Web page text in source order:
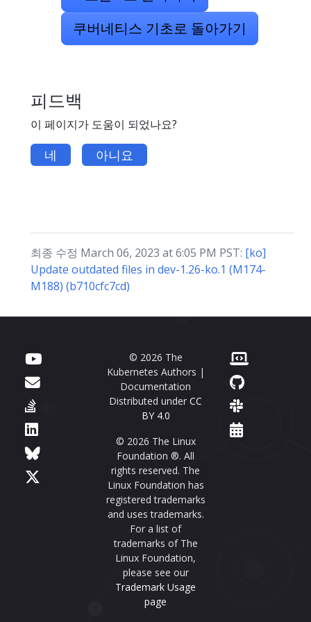
쿠버네티스 기초로 돌아가기
피드백
이 페이지가 도움이 되었나요?
네 아니요
최종 수정 March 06, 2023 at 6:05 PM PST: [ko]
Update outdated files in dev-1.26-ko.1 (M174-
M188) (b710cfc7cd)
© 2026 The
Kubernetes Authors |
Documentation
Distributed under CC
BY 4.0
© 2026 The Linux
Foundation ®. All
rights reserved. The
Linux Foundation has
registered trademarks
and uses trademarks.
For a list of
trademarks of The
Linux Foundation,
please see our
Trademark Usage
page